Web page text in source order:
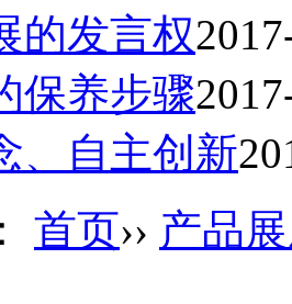
的发言权
保养步骤
、自主创新
首页›› 产品